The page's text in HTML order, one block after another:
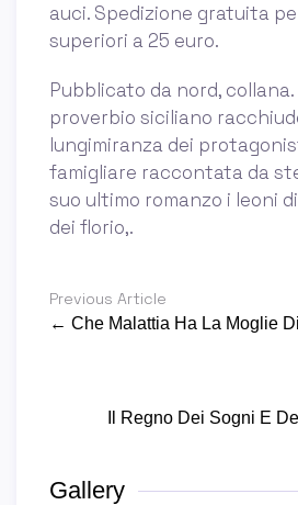
auci. Spedizione gratuita
superiori a 25 euro.
Pubblicato da nord, collana.
proverbio siciliano
lungimiranza dei
famigliare raccontata da
suo ultimo romanzo i leoni
dei florio,.
Previous Article
← Che Malattia Ha La Moglie
Il Regno Dei Sogni E
Gallery